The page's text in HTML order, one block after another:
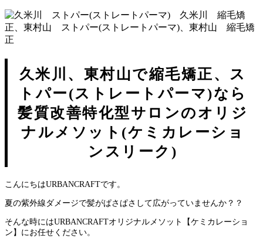
久米川、東村山で縮毛矯正、ス
トパー(ストレートパーマ)なら
髪質改善特化型サロンのオリジ
ナルメソット(ケミカレーショ
ンスリーク)
こんにちはURBANCRAFTです。
夏の紫外線ダメージで髪がぱさぱさして広がっていませんか？？
そんな時にはURBANCRAFTオリジナルメソット【ケミカレーショ
ン】にお任せください。